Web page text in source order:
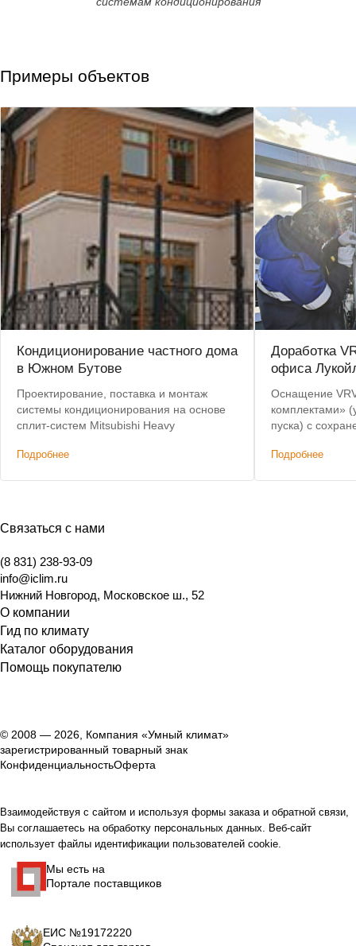
Примеры объектов
Кондиционирование частного дома
в Южном Бутове
Проектирование, поставка и монтаж
системы кондиционирования на основе
сплит-систем Mitsubishi Heavy
Подробнее
Доработка
офиса
Оснащение
комплектами»
пуска) с
25% дешевле
Подробнее
Связаться с нами
(8 831) 238-93-09
info@iclim.ru
Нижний Новгород, Московское ш., 52
О компании
Гид по климату
Каталог оборудования
Помощь покупателю
© 2008 — 2026, Компания «Умный климат»
зарегистрированный товарный знак
КонфиденциальностьОферта
Взаимодействуя с сайтом и используя формы заказа и обратной связи,
Вы соглашаетесь на обработку персональных данных. Веб-сайт
использует файлы идентификации пользователей cookie.
Мы есть на
Портале поставщиков
ЕИС №19172220